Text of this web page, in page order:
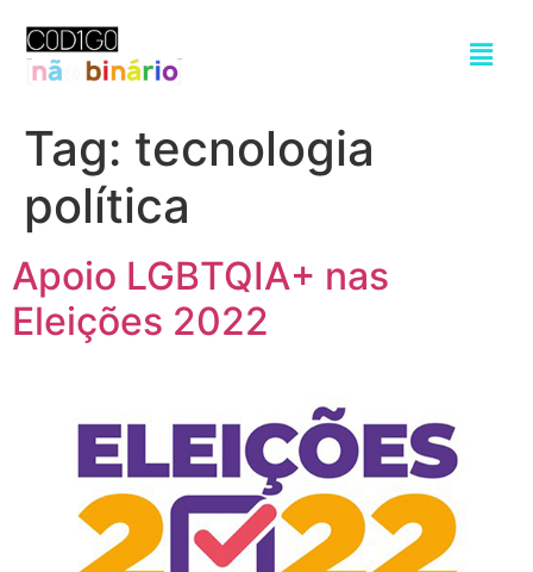
Tag: tecnologia
política
Apoio LGBTQIA+ nas
Eleições 2022